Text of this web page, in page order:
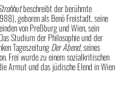
beschreibt der berühmte
geboren als Benö Freistadt, seine
von Preßburg und Wien, sein
Studium der Philosophie und der
TageszeitungDer Abend, seines
Frei wurde zu einem sozialkritischen
Armut und das jüdische Elend in Wien